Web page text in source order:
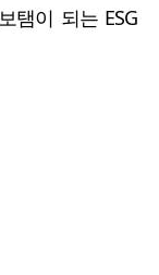
탬이 되는 ESG